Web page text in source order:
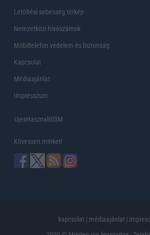
Letöltési sebesség térkép
Nemzetközi hívószámok
Mobiltelefon védelem és biztonság
Kapcsolat
Médiaajánlat
Impresszum
UjesHasznaltGSM
Kövessen minket!
kapcsolat | médiaajánlat |